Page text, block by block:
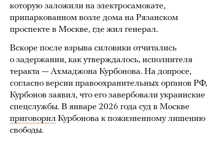
которую заложили на электросамокате,
припаркованном возле дома на Рязанском
проспекте в Москве, где жил генерал.
Вскоре после взрыва силовики отчитались
о задержании, как утверждалось, исполнителя
теракта — Ахмаджона Курбонова. На допросе,
согласно версии правоохранительных органов РФ,
Курбонов заявил, что его завербовали украинские
спецслужбы. В январе 2026 года суд в Москве
приговорил Курбонова к пожизненному лишению
свободы.